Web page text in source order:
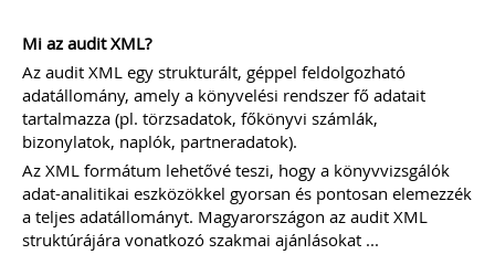
Ár: 17.900 Ft
Tagoknak: Ingyenesen
letölthető
MEGRENDELEM
Még több szakmai kiadvány »
Mi az audit XML?
Az audit XML egy strukturált, géppel feldolgozható
adatállomány, amely a könyvelési rendszer fő adatait
tartalmazza (pl. törzsadatok, főkönyvi számlák,
bizonylatok, naplók, partneradatok).
Az XML formátum lehetővé teszi, hogy a könyvvizsgálók
adat-analitikai eszközökkel gyorsan és pontosan elemezzék
a teljes adatállományt. Magyarországon az audit XML
struktúrájára vonatkozó szakmai ajánlásokat ...